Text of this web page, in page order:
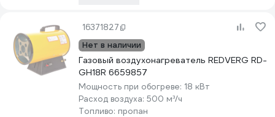
16371827
Нет в наличии
Газовый воздухонагреватель REDVERG RD-
GH18R 6659857
Мощность при обогреве: 18 кВт
Расход воздуха: 500 м³/ч
Топливо: пропан